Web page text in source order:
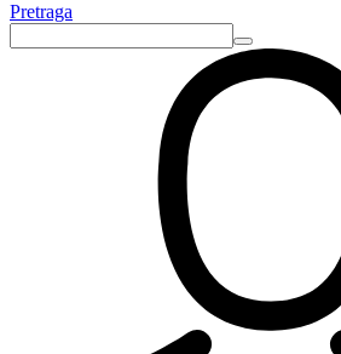
Pretraga